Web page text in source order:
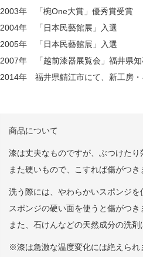
2003年 「椀One大賞」優秀賞受賞
2004年 「日本民藝館展」入選
2005年 「日本民藝館展」入選
2007年 「越前漆器展覧会」福井県知
2014年 福井県鯖江市にて、新工房・
商品について
漆は丈夫なものですが、ぶつけたり
また硬いもので、こすれば傷がつき
洗う際には、やわらかいスポンジを
スポンジの硬い面を使うと傷がつき
また、石けんなどの天然成分の洗
※漆は急激な温度変化には絶えられ